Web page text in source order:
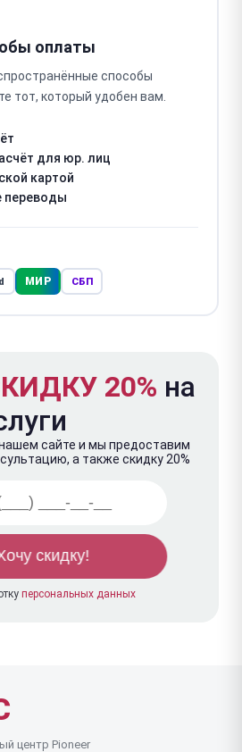
оплаты
способы
тот, который удобен вам.
для юр. лиц
картой
переводы
МИР СБП
20% на
сайте и мы предоставим
а также скидку 20%
персональных данных
центр Pioneer